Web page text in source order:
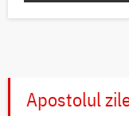
Apostolul